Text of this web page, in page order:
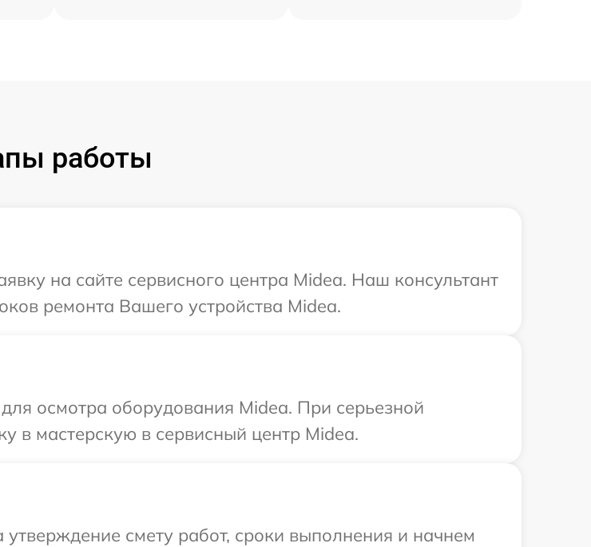
работы
на сайте сервисного центра Midea. Наш консультант
ремонта Вашего устройства Midea.
осмотра оборудования Midea. При серьезной
в мастерскую в сервисный центр Midea.
смету работ, сроки выполнения и начнем